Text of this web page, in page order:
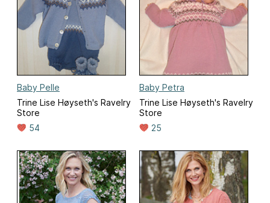
Baby Pelle
Trine Lise Høyseth's Ravelry
Store
54
Baby Petra
Trine Lise Høyseth's Ravelry
Store
25